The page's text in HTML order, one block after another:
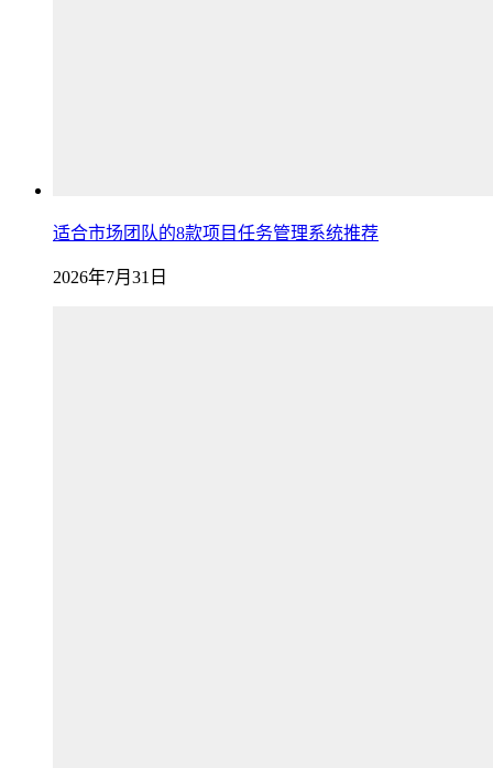
适合市场团队的8款项目任务管理系统推荐
2026年7月31日